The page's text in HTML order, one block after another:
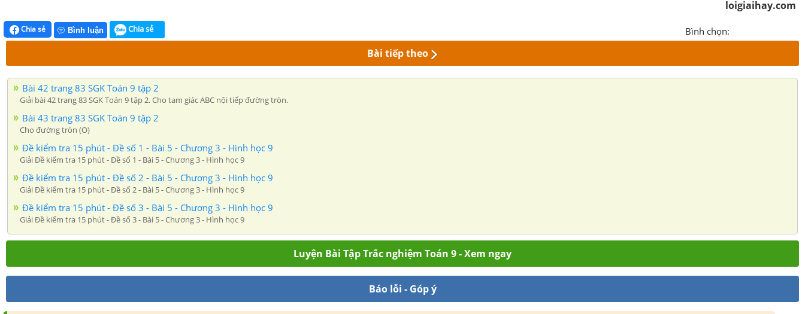
loigiaihay.com
Chia sẻ Bình luận Chia sẻ Bình chọn:
Bài tiếp theo
Bài 42 trang 83 SGK Toán 9 tập 2
Giải bài 42 trang 83 SGK Toán 9 tập 2. Cho tam giác ABC nội tiếp đường tròn.
Bài 43 trang 83 SGK Toán 9 tập 2
Cho đường tròn (O)
Đề kiểm tra 15 phút - Đề số 1 - Bài 5 - Chương 3 - Hình học 9
Giải Đề kiểm tra 15 phút - Đề số 1 - Bài 5 - Chương 3 - Hình học 9
Đề kiểm tra 15 phút - Đề số 2 - Bài 5 - Chương 3 - Hình học 9
Giải Đề kiểm tra 15 phút - Đề số 2 - Bài 5 - Chương 3 - Hình học 9
Đề kiểm tra 15 phút - Đề số 3 - Bài 5 - Chương 3 - Hình học 9
Giải Đề kiểm tra 15 phút - Đề số 3 - Bài 5 - Chương 3 - Hình học 9
Luyện Bài Tập Trắc nghiệm Toán 9 - Xem ngay
Báo lỗi - Góp ý